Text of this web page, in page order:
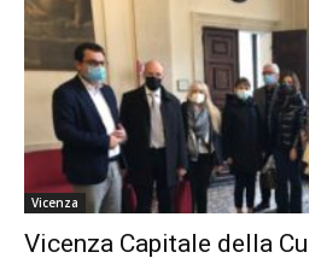
Vicenza
Vicenza Capitale della